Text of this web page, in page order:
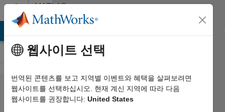
콘텐츠로 바로 가기
MATLAB
Answers
Correlation
between
웹사이트 선택
번역된 콘텐츠를 보고 지역별 이벤트와 혜택을 살펴보려면
웹사이트를 선택하십시오. 현재 계신 지역에 따라 다음
웹사이트를 권장합니다: United States